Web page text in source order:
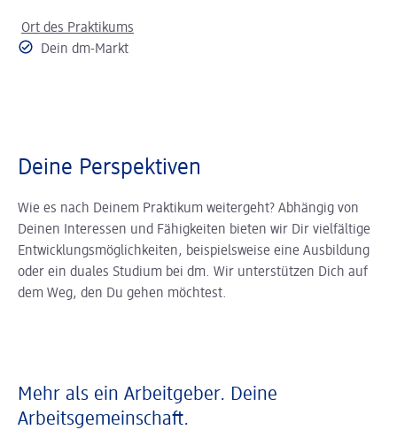
Ort des Praktikums
Dein dm-Markt
Deine Perspektiven
Wie es nach Deinem Praktikum weitergeht? Abhängig von
Deinen Interessen und Fähigkeiten bieten wir Dir vielfältige
Entwicklungsmöglichkeiten, beispielsweise eine Ausbildung
oder ein duales Studium bei dm. Wir unterstützen Dich auf
dem Weg, den Du gehen möchtest.
Mehr als ein Arbeitgeber. Deine
Arbeitsgemeinschaft.